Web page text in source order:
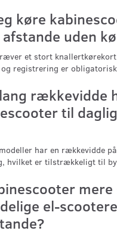
køre
uden
et stort
registrering er
rækkevidde
til
har en rækkevidde
hvilket er tilstrækkeligt til
el-